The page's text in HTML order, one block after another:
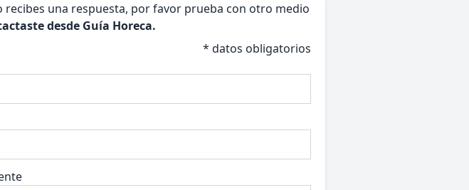
recibes una respuesta, por favor prueba con otro medio
desde Guía Horeca.
* datos obligatorios